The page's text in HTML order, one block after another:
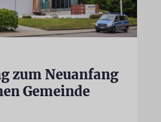
zum Neuanfang
Gemeinde